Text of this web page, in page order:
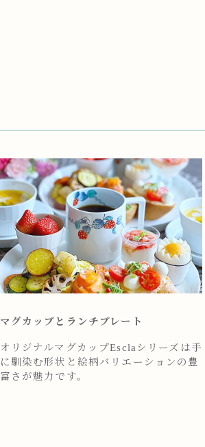
マグカップとランチプレート
オリジナルマグカップEsclaシリーズは手
に馴染む形状と絵柄バリエーションの豊
富さが魅力です。